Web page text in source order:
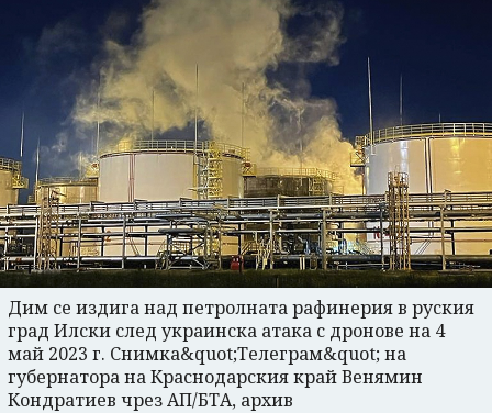
Дим се издига над петролната рафинерия в руския
град Илски след украинска атака с дронове на 4
май 2023 г. Снимка&quot;Телеграм&quot; на
губернатора на Краснодарския край Венямин
Кондратиев чрез АП/БТА, архив